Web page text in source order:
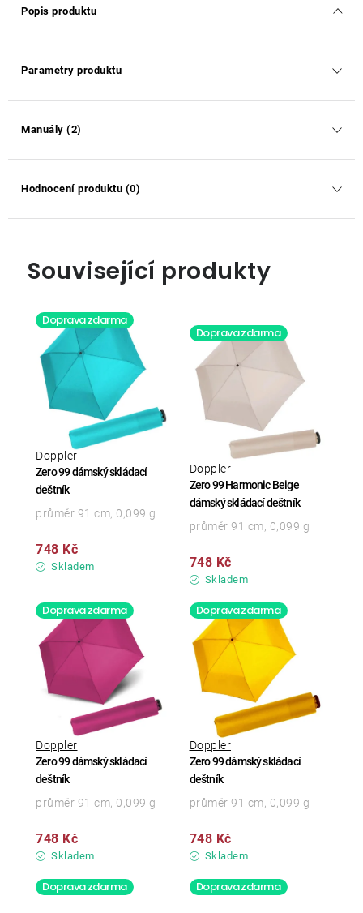
Popis produktu
Parametry produktu
Manuály (2)
Hodnocení produktu (0)
Související produkty
Doprava zdarma
Zero 99 dámský skládací
deštník
Doppler
Skladem
748 Kč
průměr 91 cm, 0,099 g
Doprava zdarma
Zero 99 Harmonic Beige
dámský skládací deštník
Doppler
Skladem
748 Kč
průměr 91 cm, 0,099 g
Doprava zdarma
Zero 99 dámský skládací
deštník
Doppler
Skladem
748 Kč
průměr 91 cm, 0,099 g
Doprava zdarma
Zero 99 dámský skládací
deštník
Doppler
Skladem
748 Kč
průměr 91 cm, 0,099 g
Doprava zdarma Doprava zdarma